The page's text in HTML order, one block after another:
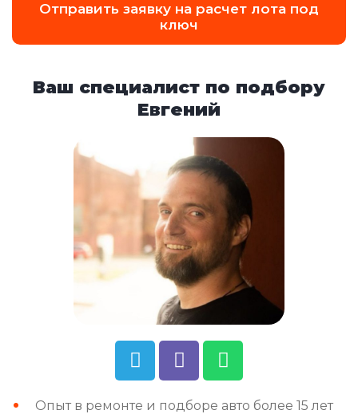
Отправить заявку на расчет лота под
ключ
Ваш специалист по подбору
Евгений
Опыт в ремонте и подборе авто более 15 лет